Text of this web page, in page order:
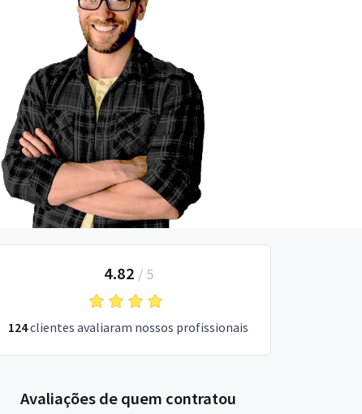
4.82 / 5
124clientes avaliaram nossos profissionais
Avaliações de quem contratou